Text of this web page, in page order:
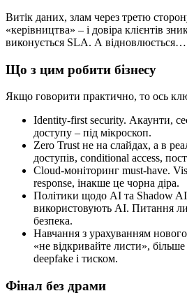
Витік даних, злам через третю
«керівництва» – і довіра клієнтів
виконується SLA. А відновлюється…
Що з цим робити бізнесу
Якщо говорити практично, то ось
Identity-first security. Акаунти,
доступу – під мікроскоп.
Zero Trust не на слайдах, а в
доступів, conditional access,
Cloud-моніторинг must-have.
response, інакше це чорна діра.
Політики щодо AI та Shadow
використовують AI. Питання
безпека.
Навчання з урахуванням
«не відкривайте листи»,
deepfake і тиском.
Фінал без драми